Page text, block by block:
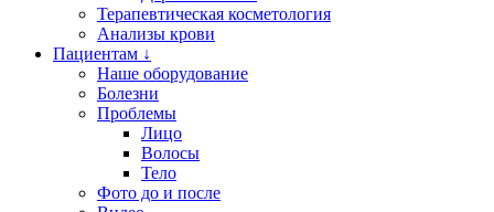
Терапевтическая косметология
Анализы крови
Пациентам ↓
Наше оборудование
Болезни
Проблемы
Лицо
Волосы
Тело
Фото до и после